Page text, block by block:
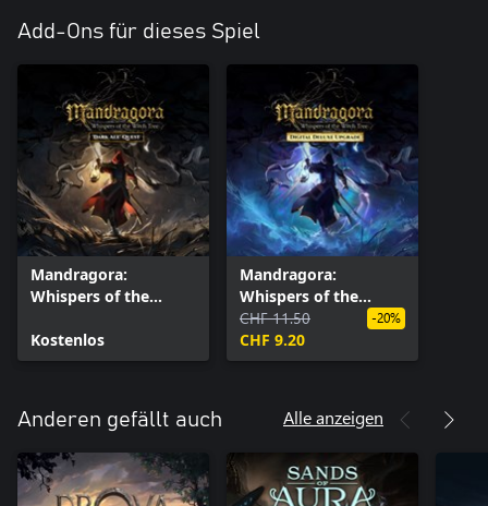
Add-Ons für dieses Spiel
Mandragora:
Whispers of the
„Dunkles Bier“
Kostenlos
Mandragora:
Whispers of the
Witch Tree –
Aufwertung auf die
Deluxe Edition
CHF 11.50
CHF 9.20
-20%
Anderen gefällt auch Alle anzeigen